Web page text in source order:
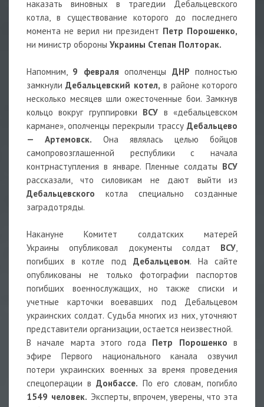
наказать виновных в трагедии Дебальцевского
котла, в существование которого до последнего
момента не верил ни президент Петр Порошенко,
ни министр обороны Украины Степан Полторак.
Напомним, 9 февраля ополченцы ДНРполностью
замкнулиДебальцевский котел, в районе которого
несколько месяцев шли ожесточенные бои. Замкнув
кольцо вокруг группировки ВСУ в «дебальцевском
кармане», ополченцы перекрыли трассу Дебальцево
— Артемовск. Она являлась целью бойцов
самопровозглашенной республики с начала
контрнаступления в январе. Пленные солдаты ВСУ
рассказали, что силовикам не дают выйти из
Дебальцевского котла специально созданные
заградотряды.
Накануне Комитет солдатских матерей
Украины опубликовал документы солдат ВСУ
погибших в котле под Дебальцевом. На сайте
опубликованы не только фотографии паспортов
погибших военнослужащих, но также списки и
учетные карточки воевавших под Дебальцевом
украинских солдат. Судьба многих из них, уточняют
представители организации, остается неизвестной.
В начале марта этого года Петр Порошенко в
эфире Первого национального канала озвучил
потери украинских военных за время проведения
спецоперации в Донбассе. По его словам, погибло
1549 человек. Эксперты, впрочем, уверены, что эта